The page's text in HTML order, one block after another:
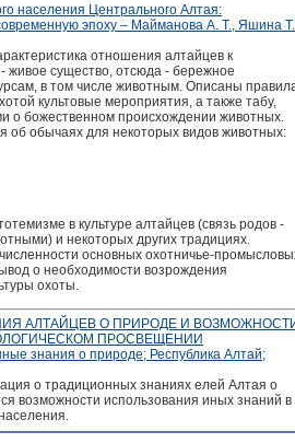
населения Центрального Алтая:
эпоху – Майманова А. Т., Яшина Т.
отношения алтайцев к
существо, отсюда - бережное
в том числе животным. Описаны
культовые мероприятия, а также табу,
о божественном происхождении животных.
об обычаях для некоторых видов животных:
в культуре алтайцев (связь родов -
и некоторых других традициях.
основных охотничье-
о необходимости возрождения
охоты.
АЛТАЙЦЕВ О ПРИРОДЕ И
ПРОСВЕЩЕНИИ
знания о природе; Республика Алтай;
о традиционных знаниях елей Алтая о
возможности использования иных знаний в